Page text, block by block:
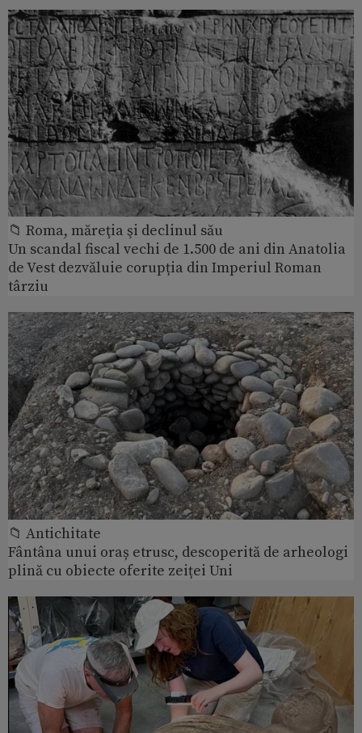
📁 Roma, măreţia şi declinul său
Un scandal fiscal vechi de 1.500 de ani din Anatolia
de Vest dezvăluie corupția din Imperiul Roman
târziu
📁 Antichitate
Fântâna unui oraș etrusc, descoperită de arheologi
plină cu obiecte oferite zeiței Uni